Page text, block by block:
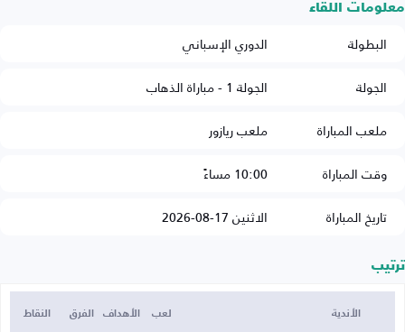
معلومات اللقاء
البطولة
الدوري الإسباني
الجولة
الجولة 1 - مباراة الذهاب
ملعب المباراة
ملعب ريازور
وقت المباراة
10:00 مساءً
تاريخ المباراة
الاثنين 17-08-2026
ترتيب
الأندية لعب الأهداف الفرق النقاط